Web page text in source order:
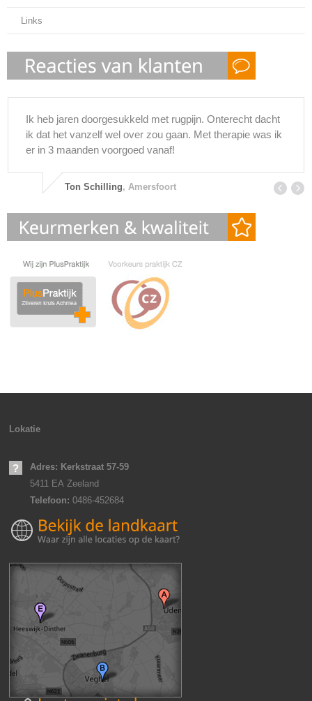
Links
Ik heb jaren doorgesukkeld met rugpijn. Onterecht dacht
ik dat het vanzelf wel over zou gaan. Met therapie was ik
er in 3 maanden voorgoed vanaf!
Ton Schilling, Amersfoort
Lokatie
Adres: Kerkstraat 57-59
5411 EA Zeeland
Telefoon: 0486-452684